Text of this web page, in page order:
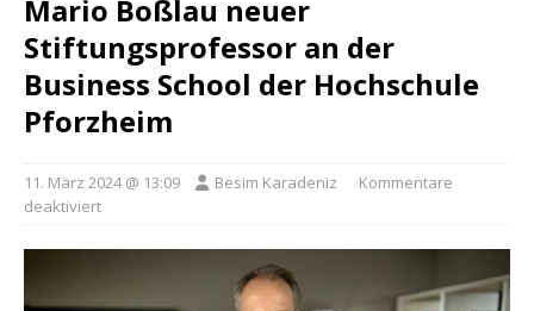
Mario Boßlau neuer
Stiftungsprofessor an der
Business School der Hochschule
Pforzheim
11. März 2024 @ 13:09 Besim Karadeniz
Kommentare
deaktiviert